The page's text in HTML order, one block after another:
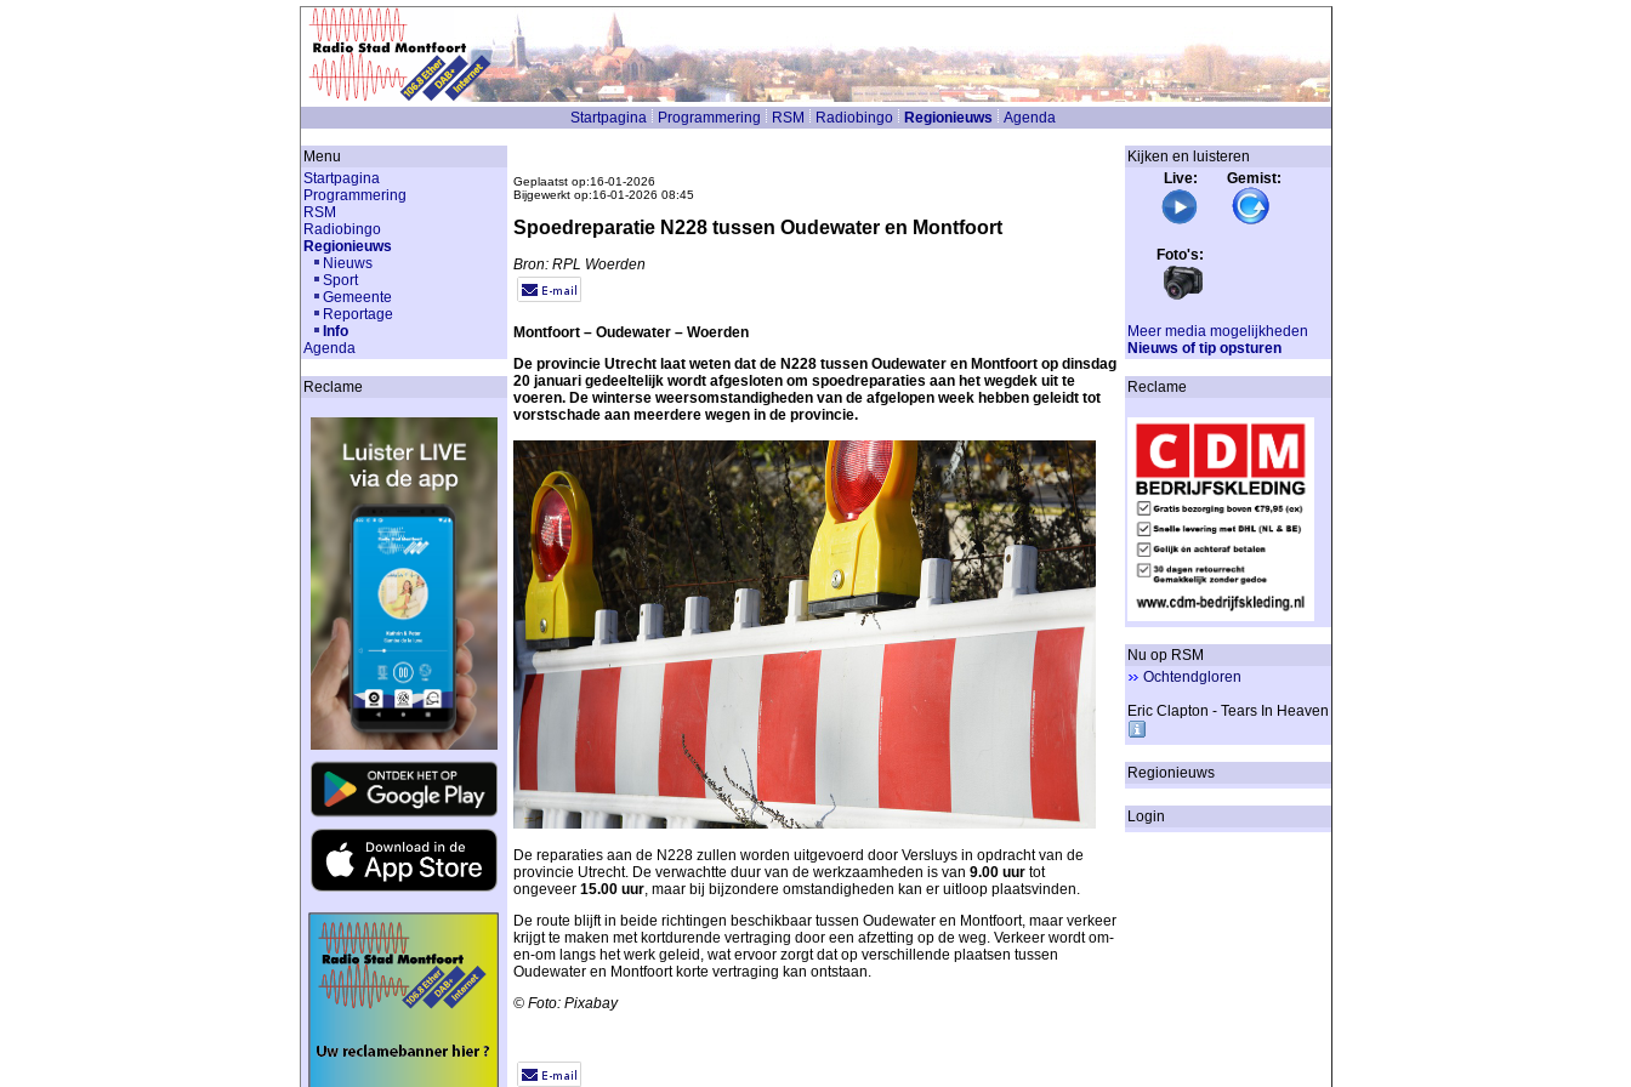
Startpagina Programmering RSM Radiobingo Regionieuws Agenda
Menu
Startpagina
Programmering
RSM
Radiobingo
Regionieuws
Nieuws
Sport
Gemeente
Reportage
Info
Agenda
Reclame
Geplaatst op:16-01-2026
Bijgewerkt op:16-01-2026 08:45
Spoedreparatie N228 tussen Oudewater en Montfoort
Bron: RPL Woerden
Montfoort – Oudewater – Woerden
De provincie Utrecht laat weten dat de N228 tussen Oudewater en Montfoort op dinsdag
20 januari gedeeltelijk wordt afgesloten om spoedreparaties aan het wegdek uit te
voeren. De winterse weersomstandigheden van de afgelopen week hebben geleidt tot
vorstschade aan meerdere wegen in de provincie.
De reparaties aan de N228 zullen worden uitgevoerd door Versluys in opdracht van de
provincie Utrecht. De verwachtte duur van de werkzaamheden is van 9.00 uurtot
ongeveer 15.00 uur, maar bij bijzondere omstandigheden kan er uitloop plaatsvinden.
De route blijft in beide richtingen beschikbaar tussen Oudewater en Montfoort, maar verkeer
krijgt te maken met kortdurende vertraging door een afzetting op de weg. Verkeer wordt om-
en-om langs het werk geleid, wat ervoor zorgt dat op verschillende plaatsen tussen
Oudewater en Montfoort korte vertraging kan ontstaan.
© Foto: Pixabay
Kijken en luisteren
Live: Gemist:
Foto's:
Meer media mogelijkheden
Nieuws of tip opsturen
Reclame
Nu op RSM
Ochtendgloren
Eric Clapton - Tears In Heaven
Regionieuws
Login